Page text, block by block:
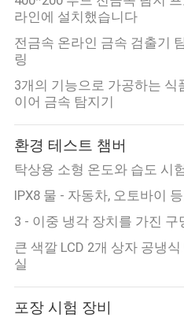
VR
SHOW
사
이
트
맵
PRIVACY
POLICY
라인에 설치했습니다
전금속 온라인 금속 검출기
링
3개의 기능으로 가공하는 식
이어 금속 탐지기
환경 테스트 챔버
탁상용 소형 온도와 습도 시
IPX8 물 - 자동차, 오토바이
3 - 이중 냉각 장치를 가진
큰 색깔 LCD 2개 상자 공냉
실
포장 시험 장비